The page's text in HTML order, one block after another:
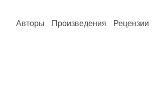
Авторы Произведения Рецензии